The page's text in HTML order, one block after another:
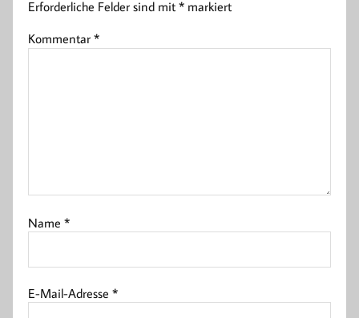
Erforderliche Felder sind mit* markiert
Kommentar*
Name*
E-Mail-Adresse*